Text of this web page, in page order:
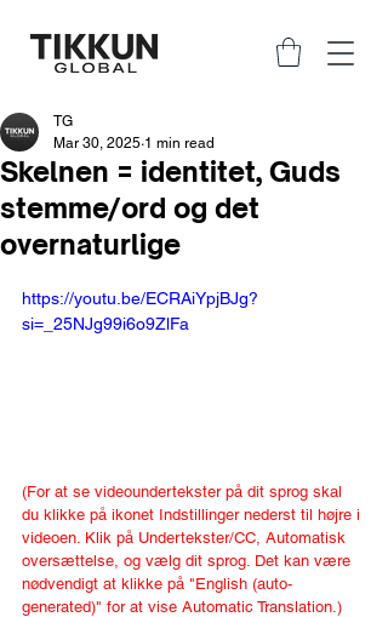
Skelnen = identitet, Guds
stemme/ord og det
overnaturlige
TG
Mar 30, 2025 1 min read
https://youtu.be/ECRAiYpjBJg?
si=_25NJg99i6o9ZlFa
(For at se videoundertekster på dit sprog skal
du klikke på ikonet Indstillinger nederst til højre i
videoen. Klik på Undertekster/CC, Automatisk
oversættelse, og vælg dit sprog. Det kan være
nødvendigt at klikke på "English (auto-
generated)" for at vise Automatic Translation.)